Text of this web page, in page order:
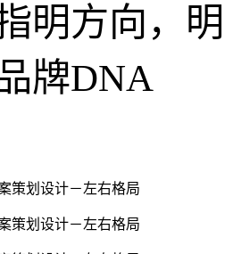
明方向，明
牌DNA